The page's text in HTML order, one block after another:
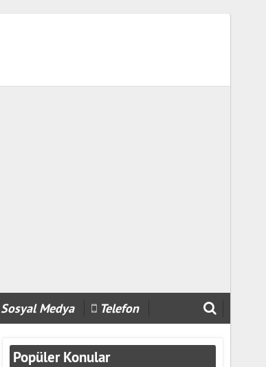
Sosyal Medya Telefon
Popüler Konular